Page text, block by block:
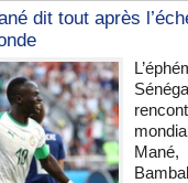
dit tout après